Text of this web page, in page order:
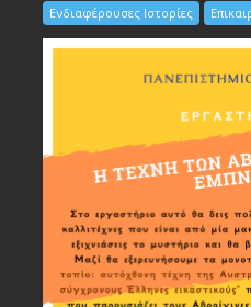
Ενδιαφέρουσες Ιστορίες